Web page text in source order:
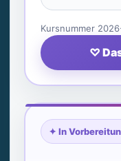
Kursnummer
♡
✦ In